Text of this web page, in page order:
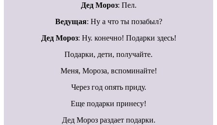
Дед Мороз: Пел.
Ведущая: Ну а что ты позабыл?
Дед Мороз: Ну. конечно! Подарки здесь!
Подарки, дети, получайте.
Меня, Мороза, вспоминайте!
Через год опять приду.
Еще подарки принесу!
Дед Мороз раздает подарки.